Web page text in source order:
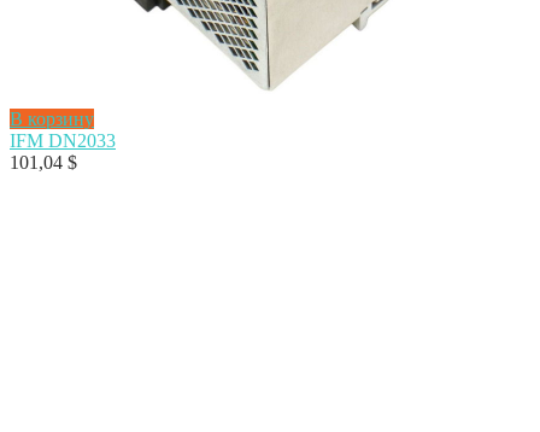
В корзину
IFM DN2033
101,04 $